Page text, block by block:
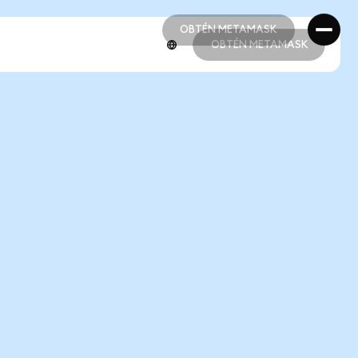
OBTÉN METAMASK
OBTÉN METAMASK
OBTÉN METAMASK